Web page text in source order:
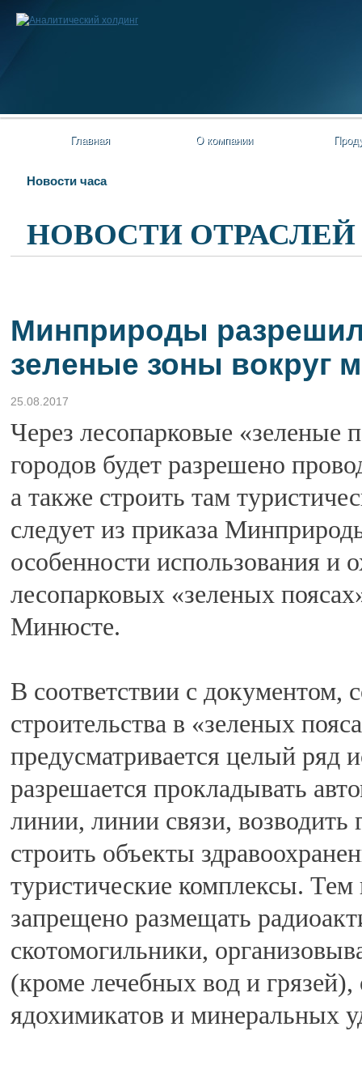
Главная О компании
Новости часа
НОВОСТИ ОТРАСЛЕЙ
Минприроды
зеленые зоны вокруг
25.08.2017
Через лесопарковые «зеленые
городов будет разрешено
а также строить там
следует из приказа
особенности использования и
лесопарковых «зеленых
Минюсте.
В соответствии с документом,
строительства в «зеленых
предусматривается целый ряд
разрешается прокладывать
линии, линии связи, возводить
строить объекты
туристические комплексы. Тем
запрещено размещать
скотомогильники,
(кроме лечебных вод и
ядохимикатов и минеральных